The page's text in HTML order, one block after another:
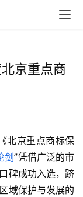
京重点商
北京重点商标保
剑”凭借广泛的市
碑成功入选，跻
域保护与发展的